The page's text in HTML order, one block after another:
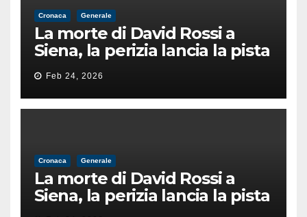
Cronaca Generale
La morte di David Rossi a
Siena, la perizia lancia la pista
di un’intimidazione finita
male
Feb 24, 2026
Cronaca Generale
La morte di David Rossi a
Siena, la perizia lancia la pista
di un’intimidazione finita